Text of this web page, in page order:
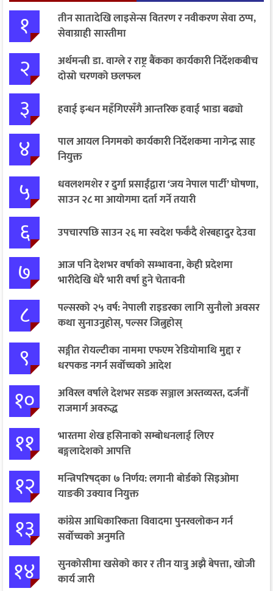
१
तीन सातादेखि लाइसेन्स वितरण र नवीकरण सेवा ठप्प,
सेवाग्राही सास्तीमा
२
अर्थमन्त्री डा. वाग्ले र राष्ट्र बैंकका कार्यकारी निर्देशकबीच
दोस्रो चरणको छलफल
३ हवाई इन्धन महँगिएसँगै आन्तरिक हवाई भाडा बढ्यो
४
पाल आयल निगमको कार्यकारी निर्देशकमा नागेन्द्र साह
नियुक्त
५
धवलशमशेर र दुर्गा प्रसाईंद्वारा ‘जय नेपाल पार्टी’ घोषणा,
साउन २८ मा आयोगमा दर्ता गर्ने तयारी
६ उपचारपछि साउन २६ मा स्वदेश फर्कँदै शेरबहादुर देउवा
७
आज पनि देशभर वर्षाको सम्भावना, केही प्रदेशमा
भारीदेखि धेरै भारी वर्षा हुने चेतावनी
८
पल्सरको २५ वर्ष: नेपाली राइडरका लागि सुनौलो अवसर
कथा सुनाउनुहोस्, पल्सर जित्नुहोस्
९
सङ्गीत रोयल्टीका नाममा एफएम रेडियोमाथि मुद्दा र
धरपकड नगर्न सर्वोच्चको आदेश
१०
अविरल वर्षाले देशभर सडक सञ्जाल अस्तव्यस्त, दर्जनौँ
राजमार्ग अवरुद्ध
११
भारतमा शेख हसिनाको सम्बोधनलाई लिएर
बङ्गलादेशको आपत्ति
१२
मन्त्रिपरिषद्का ७ निर्णय: लगानी बोर्डको सिइओमा
याङकी उक्याव नियुक्त
१३
कांग्रेस आधिकारिकता विवादमा पुनरवलोकन गर्न
सर्वोच्चको अनुमति
१४
सुनकोसीमा खसेको कार र तीन यात्रु अझै बेपत्ता, खोजी
कार्य जारी